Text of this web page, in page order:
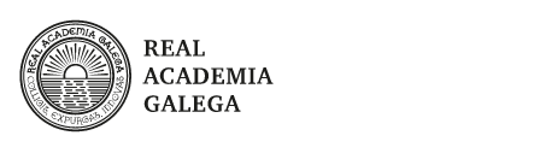
Real Academia Galega